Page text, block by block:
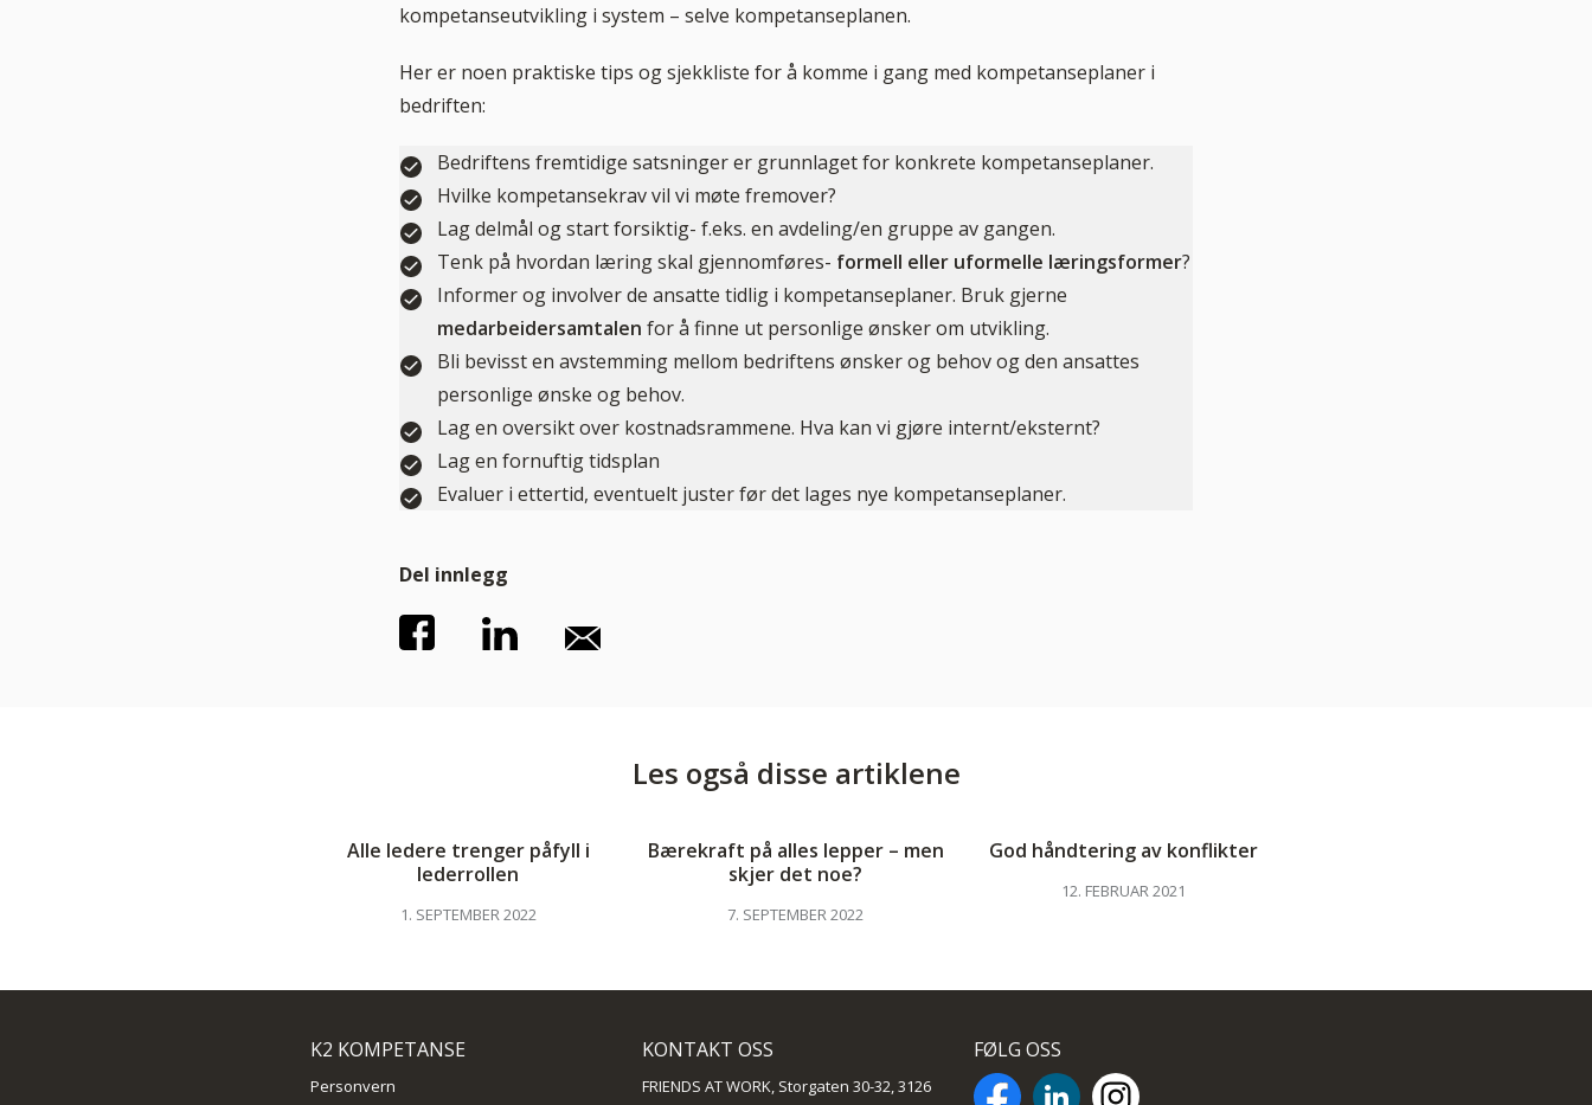
kompetanseutvikling i system – selve kompetanseplanen.
Her er noen praktiske tips og sjekkliste for å komme i gang med kompetanseplaner i
bedriften:
Bedriftens fremtidige satsninger er grunnlaget for konkrete kompetanseplaner.
Hvilke kompetansekrav vil vi møte fremover?
Lag delmål og start forsiktig- f.eks. en avdeling/en gruppe av gangen.
Tenk på hvordan læring skal gjennomføres- formell eller uformelle læringsformer?
Informer og involver de ansatte tidlig i kompetanseplaner. Bruk gjerne
medarbeidersamtalen for å finne ut personlige ønsker om utvikling.
Bli bevisst en avstemming mellom bedriftens ønsker og behov og den ansattes
personlige ønske og behov.
Lag en oversikt over kostnadsrammene. Hva kan vi gjøre internt/eksternt?
Lag en fornuftig tidsplan
Evaluer i ettertid, eventuelt juster før det lages nye kompetanseplaner.
Del innlegg
Les også disse artiklene
Alle ledere trenger påfyll i
lederrollen
1. SEPTEMBER 2022
Bærekraft på alles lepper – men
skjer det noe?
7. SEPTEMBER 2022
God håndtering av konflikter
12. FEBRUAR 2021
K2 KOMPETANSE
Personvern
KONTAKT OSS
FRIENDS AT WORK, Storgaten 30-32, 3126
FØLG OSS